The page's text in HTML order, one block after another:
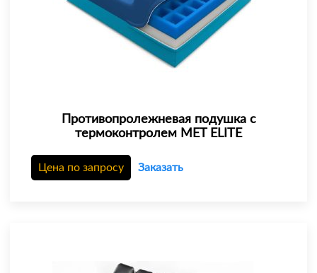
Противопролежневая подушка с
термоконтролем MET ELITE
Цена по запросу Заказать